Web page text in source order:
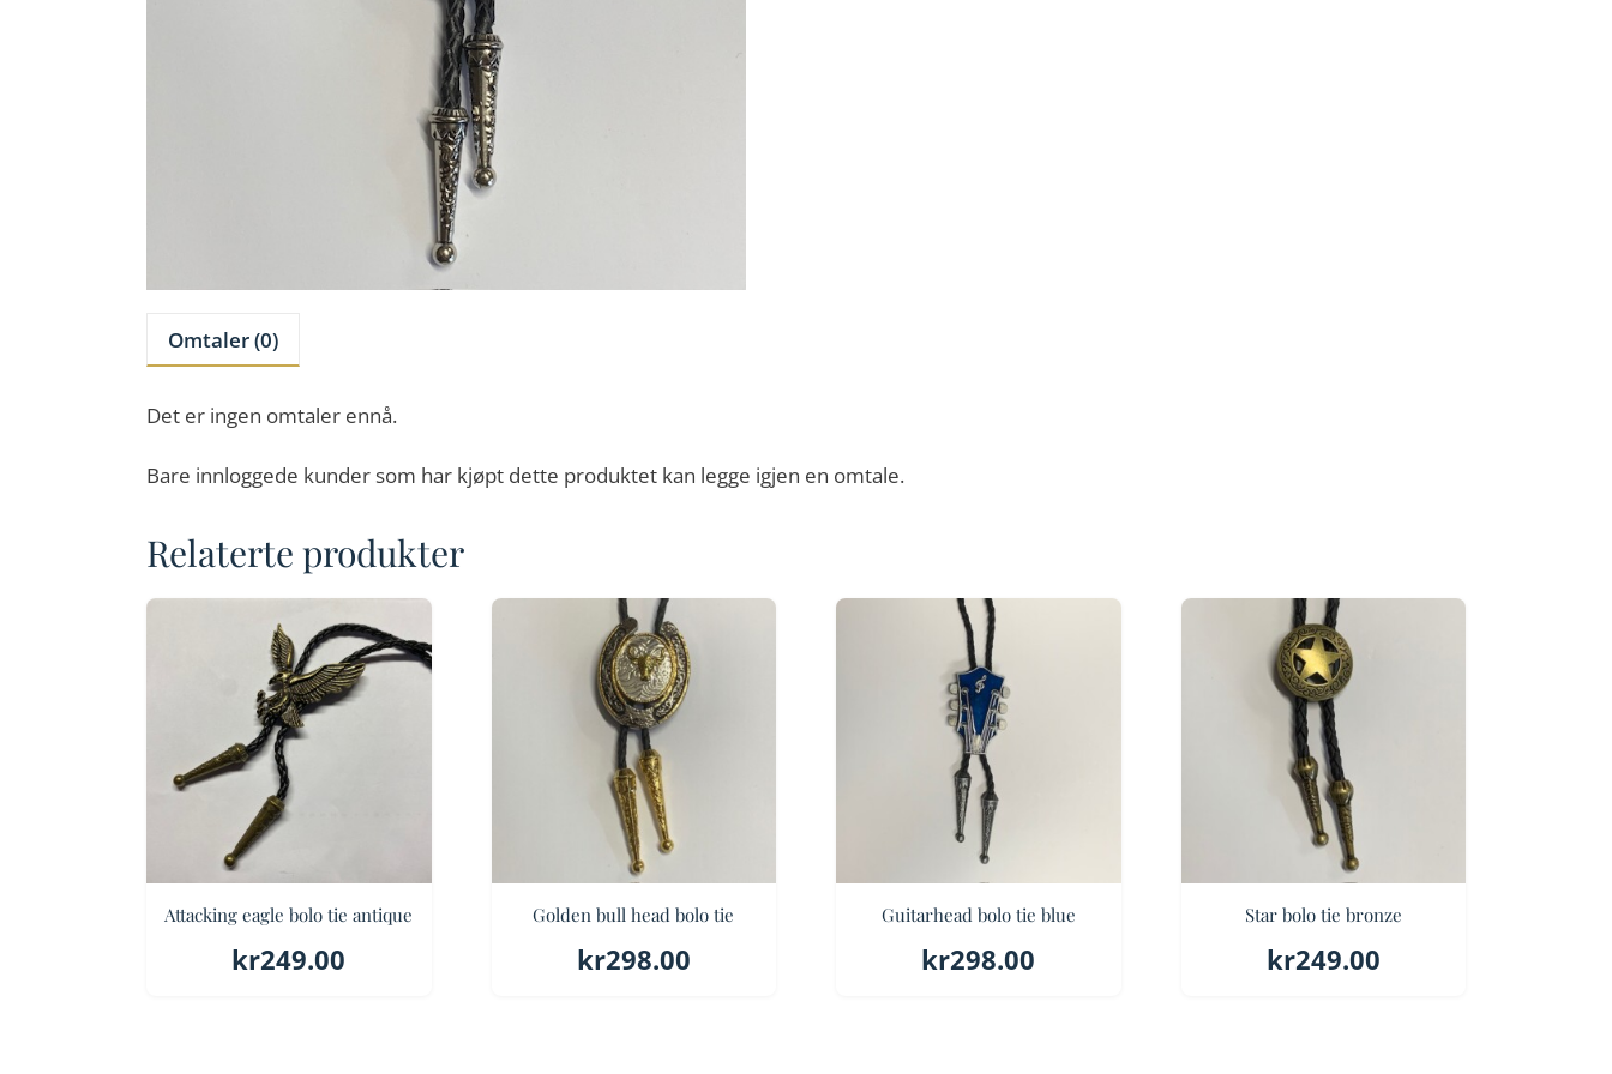
Omtaler (0)
Det er ingen omtaler ennå.
Bare innloggede kunder som har kjøpt dette produktet kan legge igjen en omtale.
Relaterte produkter
Attacking eagle bolo tie antique
kr249.00
Golden bull head bolo tie
kr298.00
Guitarhead bolo tie blue
kr298.00
Star bolo tie bronze
kr249.00